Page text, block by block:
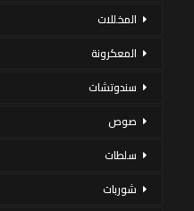
المخللات
المعكرونة
سندوتشات
صوص
سلطات
شوربات